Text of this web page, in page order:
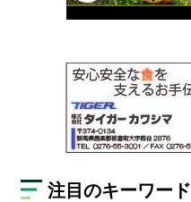
注目のキーワード